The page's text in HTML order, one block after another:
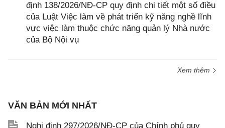
định 138/2026/NĐ-CP quy định chi tiết một số điều
của Luật Việc làm về phát triển kỹ năng nghề lĩnh
vực việc làm thuộc chức năng quản lý Nhà nước
của Bộ Nội vụ
Xem thêm
VĂN BẢN MỚI NHẤT
Nghị định 297/2026/NĐ-CP của Chính phủ quy